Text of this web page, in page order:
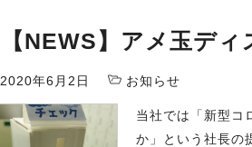
【NEWS】アメ玉デ
2020年6月2日 お知らせ
当社では「新型コ
か」という社長の